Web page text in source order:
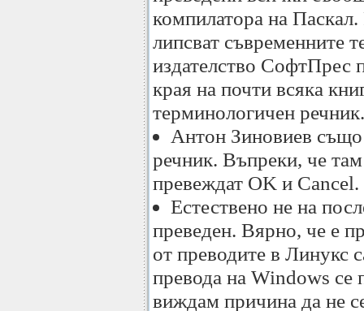
компилатора на Паскал.
липсват съвременните
издателство СофтПрес
края на почти всяка
терминологичен речник.
Антон Зиновиев
речник. Въпреки, че там
превеждат OK и Cancel.
Естествено не на
преведен. Вярно, че е
от преводите в Линукс
превода на Windows се
виждам причина да не